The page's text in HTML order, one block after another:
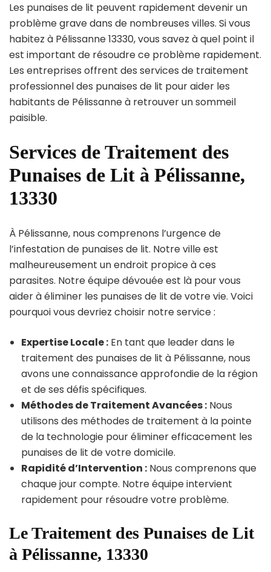
Les punaises de lit peuvent rapidement devenir un
problème grave dans de nombreuses villes. Si vous
habitez à Pélissanne 13330, vous savez à quel point il
est important de résoudre ce problème rapidement.
Les entreprises offrent des services de traitement
professionnel des punaises de lit pour aider les
habitants de Pélissanne à retrouver un sommeil
paisible.
Services de Traitement des
Punaises de Lit à Pélissanne,
13330
À Pélissanne, nous comprenons l’urgence de
l’infestation de punaises de lit. Notre ville est
malheureusement un endroit propice à ces
parasites. Notre équipe dévouée est là pour vous
aider à éliminer les punaises de lit de votre vie. Voici
pourquoi vous devriez choisir notre service :
Expertise Locale : En tant que leader dans le
traitement des punaises de lit à Pélissanne, nous
avons une connaissance approfondie de la région
et de ses défis spécifiques.
Méthodes de Traitement Avancées : Nous
utilisons des méthodes de traitement à la pointe
de la technologie pour éliminer efficacement les
punaises de lit de votre domicile.
Rapidité d’Intervention : Nous comprenons que
chaque jour compte. Notre équipe intervient
rapidement pour résoudre votre problème.
Le Traitement des Punaises de Lit
à Pélissanne, 13330